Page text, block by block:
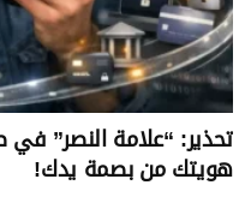
تحذير: “علامة النصر”
هويتك من بصمة يدك!